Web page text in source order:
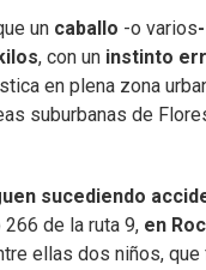
un caballo -o varios
, con un instinto
en plena zona
suburbanas de
sucediendo
de la ruta 9, en
ellas dos niños,